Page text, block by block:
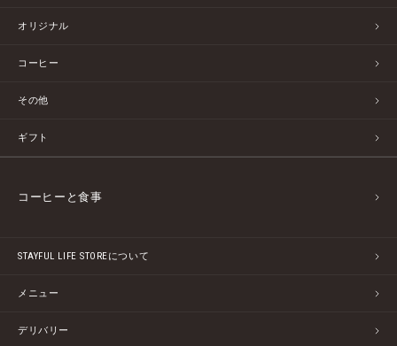
オリジナル
コーヒー
その他
ギフト
コーヒーと食事
STAYFUL LIFE STOREについて
メニュー
デリバリー